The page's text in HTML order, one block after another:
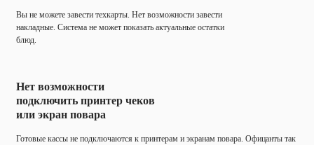
Вы не можете завести техкарты. Нет возможности завести
накладные. Система не может показать актуальные остатки
блюд.
Нет возможности
подключить принтер чеков
или экран повара
Готовые кассы не подключаются к принтерам и экранам повара. Офицанты так